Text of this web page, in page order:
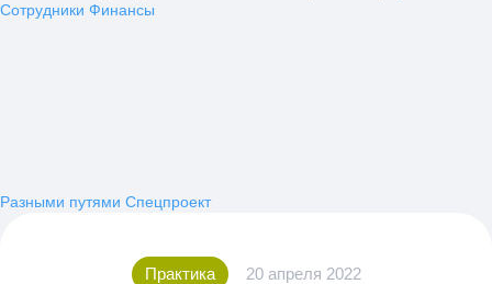
Сотрудники Финансы
Разными путями Спецпроект
Практика 20 апреля 2022